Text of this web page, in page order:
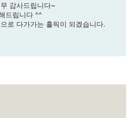
감사드립니다~
드립니다 ^^
로 다가가는 홀릭이 되겠습니다.